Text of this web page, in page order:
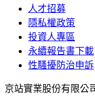
人才招募
隱私權政策
投資人專區
永續報告書下載
性騷擾防治申訴
京站實業股份有限公